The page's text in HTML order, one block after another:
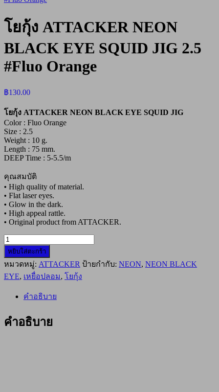
โยกุ้ง ATTACKER NEON
BLACK EYE SQUID JIG 2.5
#Fluo Orange
฿130.00
โยกุ้ง ATTACKER NEON BLACK EYE SQUID JIG
Color : Fluo Orange
Size : 2.5
Weight : 10 g.
Length : 75 mm.
DEEP Time : 5-5.5/m
คุณสมบัติ
• High quality of material.
• Flat laser eyes.
• Glow in the dark.
• High appeal rattle.
• Original product from ATTACKER.
จำนวน
โย
กุ้ง
ATTACKER
BLACK
JIG
2.5
หยิบใส่ตะกร้า
หมวดหมู่: ATTACKER ป้ายกำกับ: NEON, NEON BLACK
EYE, เหยื่อปลอม, โยกุ้ง
คำอธิบาย
คำอธิบาย